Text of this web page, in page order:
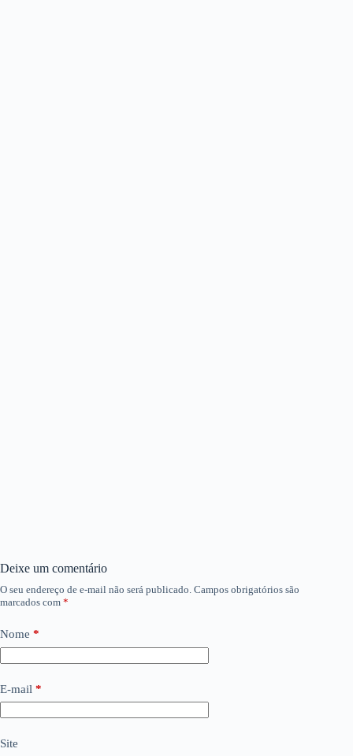
Deixe um comentário
O seu endereço de e-mail não será publicado. Campos obrigatórios são
marcados com *
Nome *
E-mail *
Site